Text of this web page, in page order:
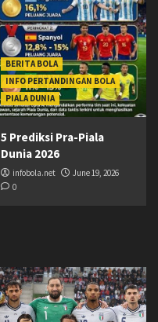
BERITA BOLA
INFO PERTANDINGAN BOLA
PIALA DUNIA
5 Prediksi Pra-Piala
Dunia 2026
infobola.net
June 19, 2026
0